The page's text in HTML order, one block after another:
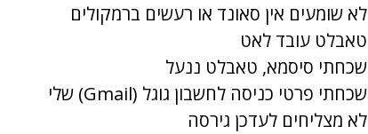
לא שומעים אין סאונד או רעשים ברמקולים
טאבלט עובד לאט
שכחתי סיסמא, טאבלט ננעל
שכחתי פרטי כניסה לחשבון גוגל (Gmail) שלי
לא מצליחים לעדכן גירסה